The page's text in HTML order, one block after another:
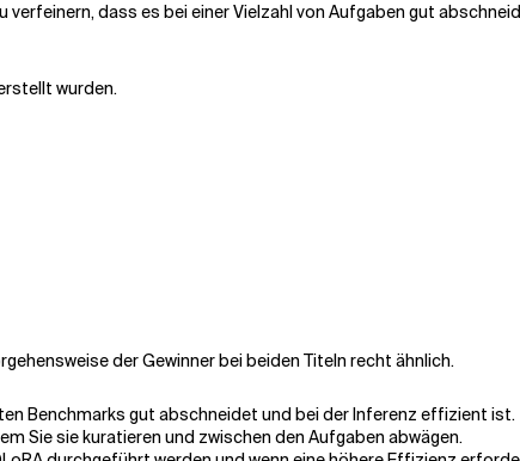
dass es bei einer Vielzahl von Aufgaben gut
wurden.
der Gewinner bei beiden Titeln recht ähnlich.
Benchmarks gut abschneidet und bei der Inferenz effizient ist.
Sie sie kuratieren und zwischen den Aufgaben abwägen.